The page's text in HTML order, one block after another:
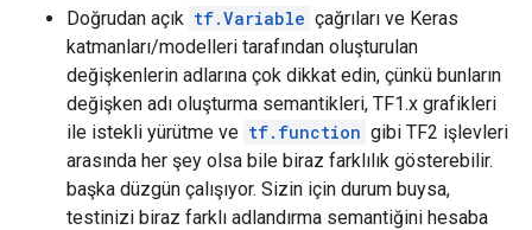
Doğrudan açık tf.Variable çağrıları ve Keras
katmanları/modelleri tarafından oluşturulan
değişkenlerin adlarına çok dikkat edin, çünkü bunların
değişken adı oluşturma semantikleri, TF1.x grafikleri
ile istekli yürütme ve tf.function gibi TF2 işlevleri
arasında her şey olsa bile biraz farklılık gösterebilir.
başka düzgün çalışıyor. Sizin için durum buysa,
testinizi biraz farklı adlandırma semantiğini hesaba